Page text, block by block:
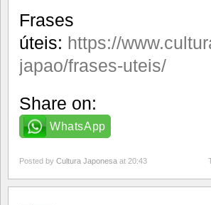
Frases
úteis: https://
japao/frases-uteis/
Share on:
WhatsApp
Posted by Cultura Japonesa at 20:43